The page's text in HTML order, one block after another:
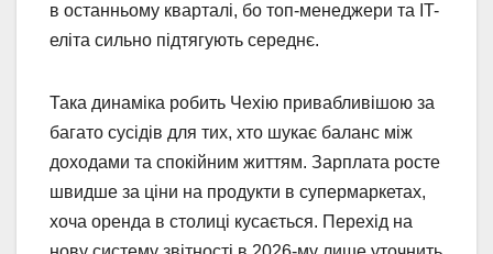
в останньому кварталі, бо топ-менеджери та IT-
еліта сильно підтягують середнє.
Така динаміка робить Чехію привабливішою за
багато сусідів для тих, хто шукає баланс між
доходами та спокійним життям. Зарплата росте
швидше за ціни на продукти в супермаркетах,
хоча оренда в столиці кусається. Перехід на